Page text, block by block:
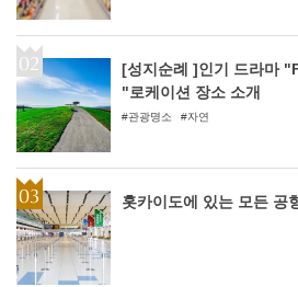
[성지순례 ]인기 드라마
"로케이션 장소 소개
관광명소 자연
홋카이도에 있는 모든 공